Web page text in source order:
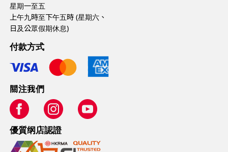
星期一至五
上午九時至下午五時 (星期六、
日及公眾假期休息)
付款方式
關注我們
優質纲店認證